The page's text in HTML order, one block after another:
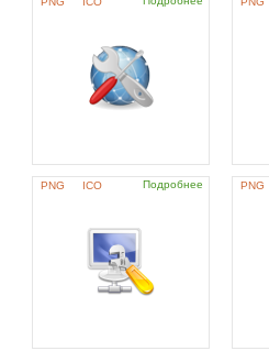
PNG ICO Подробнее PNG